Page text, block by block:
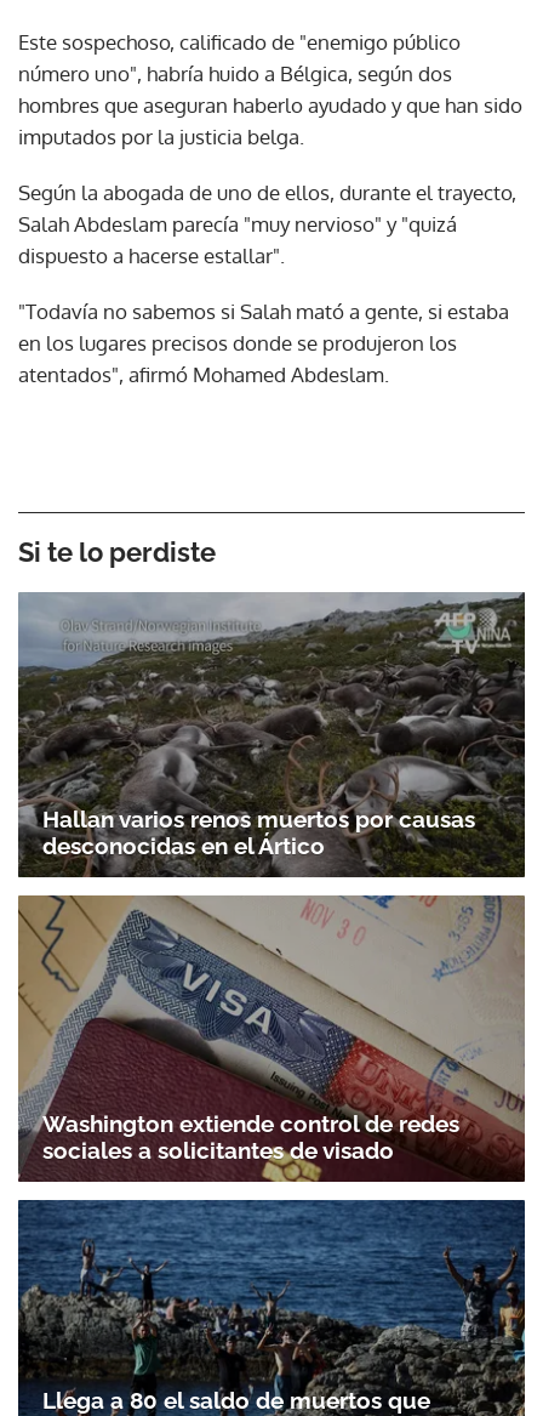
Este sospechoso, calificado de "enemigo público
número uno", habría huido a Bélgica, según dos
hombres que aseguran haberlo ayudado y que han sido
imputados por la justicia belga.
Según la abogada de uno de ellos, durante el trayecto,
Salah Abdeslam parecía "muy nervioso" y "quizá
dispuesto a hacerse estallar".
"Todavía no sabemos si Salah mató a gente, si estaba
en los lugares precisos donde se produjeron los
atentados", afirmó Mohamed Abdeslam.
Si te lo perdiste
Hallan varios renos muertos por causas
desconocidas en el Ártico
Washington extiende control de redes
sociales a solicitantes de visado
Llega a 80 el saldo de muertos que